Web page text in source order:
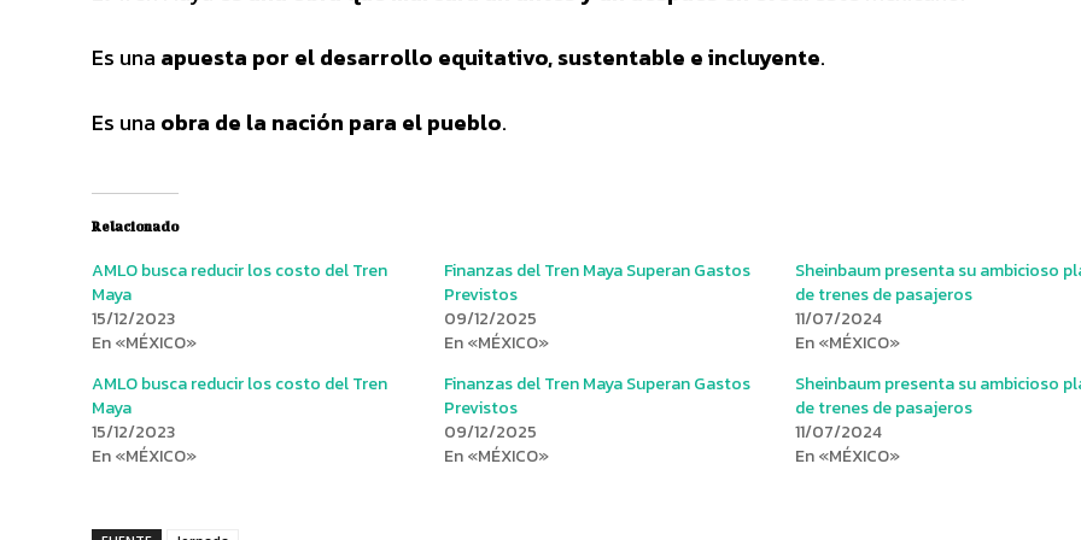
Es una apuesta por el desarrollo equitativo, sustentable e incluyente.
Es una obra de la nación para el pueblo.
Relacionado
AMLO busca reducir los costo del Tren
Maya
15/12/2023
En «MÉXICO»
Finanzas del Tren Maya Superan Gastos
Previstos
09/12/2025
En «MÉXICO»
Sheinbaum presenta su ambicioso
de trenes de pasajeros
11/07/2024
En «MÉXICO»
AMLO busca reducir los costo del Tren
Maya
15/12/2023
En «MÉXICO»
Finanzas del Tren Maya Superan Gastos
Previstos
09/12/2025
En «MÉXICO»
Sheinbaum presenta su ambicioso
de trenes de pasajeros
11/07/2024
En «MÉXICO»